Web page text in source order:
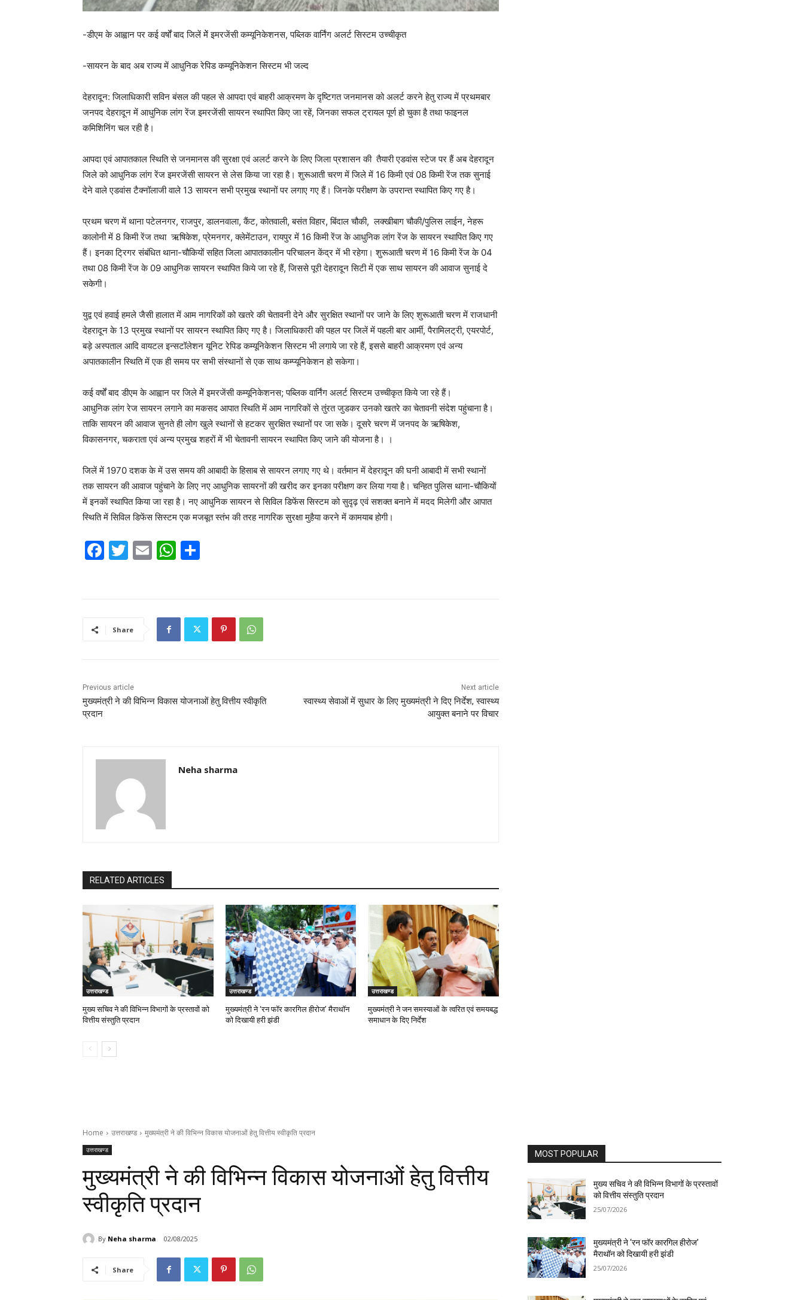
-डीएम के आह्वान पर कई वर्षों बाद जिलें मेें इमरजेंसी कम्यूनिकेशनस, पब्लिक वार्निंग अलर्ट सिस्टम उच्चीकृत
-सायरन के बाद अब राज्य में आधुनिक रेपिड कम्यूनिकेशन सिस्टम भी जल्द
देहरादून: जिलाधिकारी सविन बंसल की पहल से आपदा एवं बाहरी आक्रमण के दृष्टिगत जनमानस को अलर्ट करने हेतु राज्य में प्रथमबार
जनपद देहरादून में आधुनिक लांग रेंज इमरजेंसी सायरन स्थापित किए जा रहें, जिनका सफल ट्रायल पूर्ण हो चुका है तथा फाइनल
कमिशिनिंग चल रही है।
आपदा एवं आपातकाल स्थिति से जनमानस की सुरक्षा एवं अलर्ट करने के लिए जिला प्रशासन की तैयारी एडवांस स्टेज पर हैं अब देहरादून
जिले को आधुनिक लांग रेंज इमरजेंसी सायरन से लेस किया जा रहा है। शुरूआती चरण में जिले में 16 किमी एवं 08 किमी रेंज तक सुनाई
देने वाले एडवांस टैक्नॉलाजी वाले 13 सायरन सभी प्रमुख स्थानों पर लगाए गए हैं। जिनके परीक्षण के उपरान्त स्थापित किए गए है।
प्रथम चरण में थाना पटेलनगर, राजपुर, डालनवाला, कैंट, कोतवाली, बसंत विहार, बिंदाल चौकी, लक्खीबाग चौकी/पुलिस लाईन, नेहरू
कालोनी में 8 किमी रेंज तथा ऋषिकेश, प्रेमनगर, क्लेमेंटाउन, रायपुर में 16 किमी रेंज के आधुनिक लांग रेंज के सायरन स्थापित किए गए
हैं। इनका ट्रिगर संबंधित थाना-चौकियों सहित जिला आपातकालीन परिचालन केंद्र में भी रहेगा। शुरूआती चरण में 16 किमी रेंज के 04
तथा 08 किमी रेंज के 09 आधुनिक सायरन स्थापित किये जा रहे हैं, जिससे पूरी देहरादून सिटी में एक साथ सायरन की आवाज सुनाई दे
सकेगी।
युद्व एवं हवाई हमले जैसी हालात में आम नागरिकों को खतरे की चेतावनी देने और सुरक्षित स्थानों पर जाने के लिए शुरूआती चरण में राजधानी
देहरादून के 13 प्रमुख स्थानों पर सायरन स्थापित किए गए है। जिलाधिकारी की पहल पर जिलें में पहली बार आर्मी, पैरामिलट्री, एयरपोर्ट,
बड़े अस्पताल आदि वायटल इन्सटॉलेशन यूनिट रेपिड कम्यूनिकेशन सिस्टम भी लगाये जा रहे हैं, इससे बाहरी आक्रमण एवं अन्य
अपातकालीन स्थिति में एक ही समय पर सभी संस्थानों से एक साथ कम्प्यूनिकेशन हो सकेगा।
कई वर्षों बाद डीएम के आह्वान पर जिले मेें इमरजेंसी कम्यूनिकेशनस; पब्लिक वार्निंग अलर्ट सिस्टम उच्चीकृत किये जा रहे हैं।
आधुनिक लांग रेज सायरन लगाने का मकसद आपात स्थिति में आम नागरिकों से तुंरत जुडकर उनको खतरे का चेतावनी संदेश पहुंचाना है।
ताकि सायरन की आवाज सुनते ही लोग खुले स्थानों से हटकर सुरक्षित स्थानों पर जा सके। दूसरे चरण में जनपद के ऋषिकेश,
विकासनगर, चकराता एवं अन्य प्रमुख शहरों में भी चेतावनी सायरन स्थापित किए जाने की योजना है। ।
जिलें में 1970 दशक के में उस समय की आबादी के हिसाब से सायरन लगाए गए थे। वर्तमान में देहरादून की घनी आबादी में सभी स्थानों
तक सायरन की आवाज पहुंचाने के लिए नए आधुनिक सायरनों की खरीद कर इनका परीक्षण कर लिया गया है। चन्हित पुलिस थाना-चौकियों
में इनकों स्थापित किया जा रहा है। नए आधुनिक सायरन से सिविल डिफेंस सिस्टम को सुदृढ़ एवं सशक्त बनाने में मदद मिलेगी और आपात
स्थिति में सिविल डिफेंस सिस्टम एक मजबूत स्तंभ की तरह नागरिक सुरक्षा मुहैया करने में कामयाब होगी।
F
b
k
T
E
W
A
p
Share
Previous article
मुख्यमंत्री ने की विभिन्न विकास योजनाओं हेतु वित्तीय स्वीकृति
प्रदान
Next article
स्वास्थ्य सेवाओं में सुधार के लिए मुख्यमंत्री ने दिए निर्देश, स्वास्थ्य
आयुक्त बनाने पर विचार
Neha sharma
RELATED ARTICLES
उत्तराखण्ड
मुख्य सचिव ने की विभिन्न विभागों के प्रस्तावों को
वित्तीय संस्तुति प्रदान
उत्तराखण्ड
मुख्यमंत्री ने ‘रन फॉर कारगिल हीरोज’ मैराथॉन
को दिखायी हरी झंडी
उत्तराखण्ड
मुख्यमंत्री ने जन समस्याओं के त्वरित एवं समयबद्ध
समाधान के दिए निर्देश